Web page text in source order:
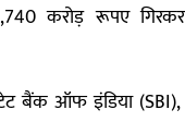
करोड़ रूपए गिरकर
बैंक ऑफ इंडिया (SBI),